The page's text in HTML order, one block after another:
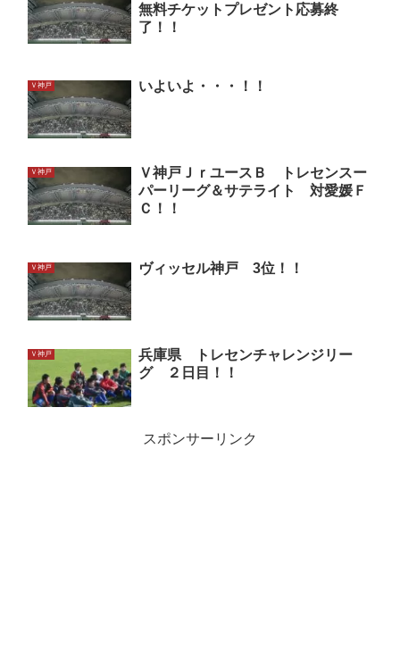
無料チケットプレゼント応募終
了！！
Ｖ神戸 いよいよ・・・！！
Ｖ神戸
Ｖ神戸ＪｒユースＢ トレセンスー
パーリーグ＆サテライト 対愛媛Ｆ
Ｃ！！
Ｖ神戸 ヴィッセル神戸 3位！！
Ｖ神戸
兵庫県 トレセンチャレンジリー
グ ２日目！！
スポンサーリンク